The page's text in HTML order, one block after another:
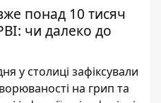
понад 10 тисяч
чи далеко до
у столиці зафіксували
на грип та